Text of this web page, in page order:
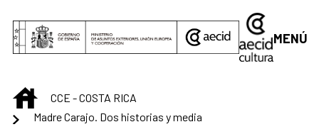
MENÚ
INICIO
CCE - COSTA RICA
Madre Carajo. Dos historias y media